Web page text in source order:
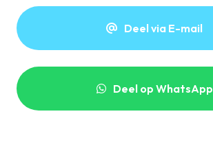
Deel via E-mail
Deel op WhatsApp